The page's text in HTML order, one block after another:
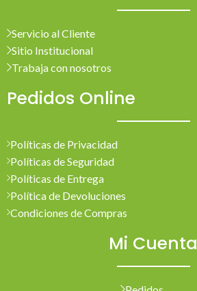
Servicio al Cliente
Sitio Institucional
Trabaja con nosotros
Pedidos Online
Políticas de Privacidad
Políticas de Seguridad
Políticas de Entrega
Política de Devoluciones
Condiciones de Compras
Mi Cuenta